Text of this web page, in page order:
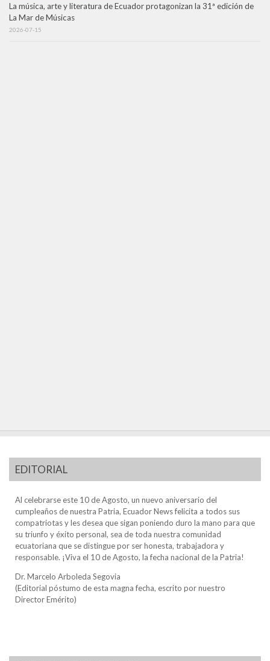
La música, arte y literatura de Ecuador protagonizan la 31ª edición de
La Mar de Músicas
2026-07-15
EDITORIAL
Al celebrarse este 10 de Agosto, un nuevo aniversario del
cumpleaños de nuestra Patria, Ecuador News felicita a todos sus
compatriotas y les desea que sigan poniendo duro la mano para que
su triunfo y éxito personal, sea de toda nuestra comunidad
ecuatoriana que se distingue por ser honesta, trabajadora y
responsable. ¡Viva el 10 de Agosto, la fecha nacional de la Patria!
Dr. Marcelo Arboleda Segovia
(Editorial póstumo de esta magna fecha, escrito por nuestro
Director Emérito)